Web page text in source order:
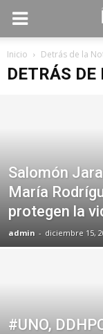
Inicio Detrás de la
DETRÁS
Salomón
María
protegen la
admin - diciembre 15,
#UNO,